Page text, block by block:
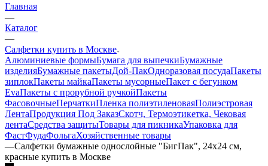
Главная
—
Каталог
—
Салфетки купить в Москве
Алюминиевые формыБумага для выпечкиБумажные
изделияБумажные пакетыДой-ПакОдноразовая посудаПакеты
зиплокПакеты майкаПакеты мусорныеПакет с бегунком
EvaПакеты с прорубной ручкойПакеты
ФасовочныеПерчаткиПленка полиэтиленоваяПолиэстровая
ЛентаПродукция Под ЗаказСкотч, Термоэтикетка, Чековая
лентаСредства защитыТовары для пикникаУпаковка для
ФастФудаФольгаХозяйственные товары
—Салфетки бумажные однослойные "БигПак", 24х24 см,
красные купить в Москве